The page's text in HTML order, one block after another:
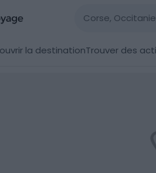
la destinationTrouver des